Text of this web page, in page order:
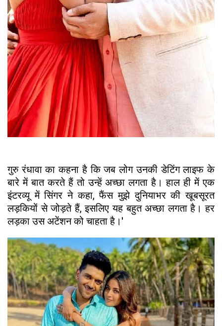
गुरु रंधावा का कहना है कि जब लोग उनकी डेटिंग लाइफ के
बारे में बात करते हैं तो उन्हें अच्छा लगता है। हाल ही में एक
इंटरव्यू में सिंगर ने कहा, फैंस मुझे दुनियाभर की खूबसूरत
लड़कियों से जोड़ते हैं, इसलिए यह बहुत अच्छा लगता है। हर
लड़का उस अटेंशन को चाहता है।'